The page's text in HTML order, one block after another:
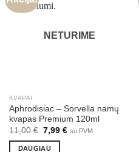
NETURIME
KVAPAI
Aphrodisiac – Sorvella namų
kvapas Premium 120ml
11,00€ Original
price
was:
7,99 €Current
su PVM
DAUGIAU